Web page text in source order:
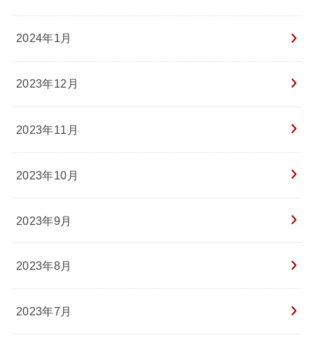
2024年1月
2023年12月
2023年11月
2023年10月
2023年9月
2023年8月
2023年7月